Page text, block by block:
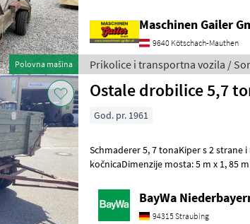
Polovna mašina
Maschinen Gailer
9640 Kötschach-Mauthen
Prikolice i transportna vozila /
Ostale drobilice 5,7
God. pr. 1961
Schmaderer 5, 7 tonaKiper s 2
kočnicaDimenzije mosta: 5 m x 1, 85
BayWa
94315 Straubing